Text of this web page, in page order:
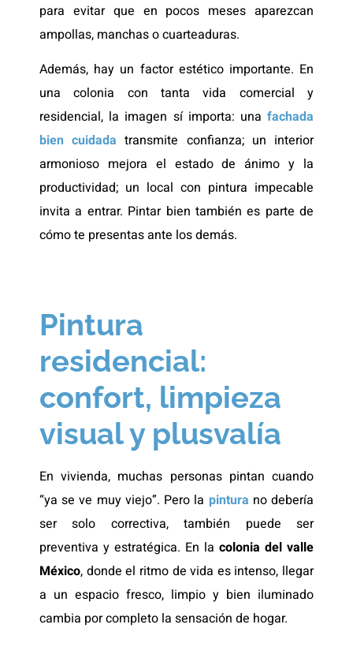
para evitar que en pocos meses aparezcan
ampollas, manchas o cuarteaduras.
Además, hay un factor estético importante. En
una colonia con tanta vida comercial y
residencial, la imagen sí importa: una fachada
bien cuidada transmite confianza; un interior
armonioso mejora el estado de ánimo y la
productividad; un local con pintura impecable
invita a entrar. Pintar bien también es parte de
cómo te presentas ante los demás.
Pintura
residencial:
confort, limpieza
visual y plusvalía
En vivienda, muchas personas pintan cuando
“ya se ve muy viejo”. Pero la pintura no debería
ser solo correctiva, también puede ser
preventiva y estratégica. En la colonia del valle
México, donde el ritmo de vida es intenso, llegar
a un espacio fresco, limpio y bien iluminado
cambia por completo la sensación de hogar.